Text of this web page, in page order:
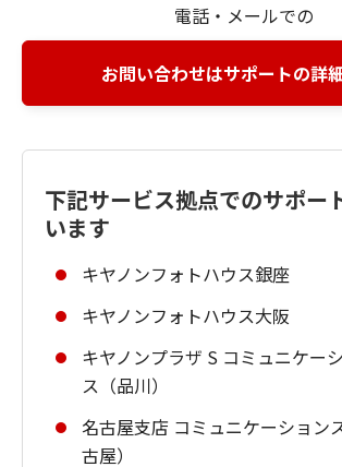
電話・メールでの
お問い合わせはサポートの詳
下記サービス拠点でのサポー
います
キヤノンフォトハウス銀座
キヤノンフォトハウス大阪
キヤノンプラザ S コミュニケー
ス（品川）
名古屋支店 コミュニケーション
古屋）